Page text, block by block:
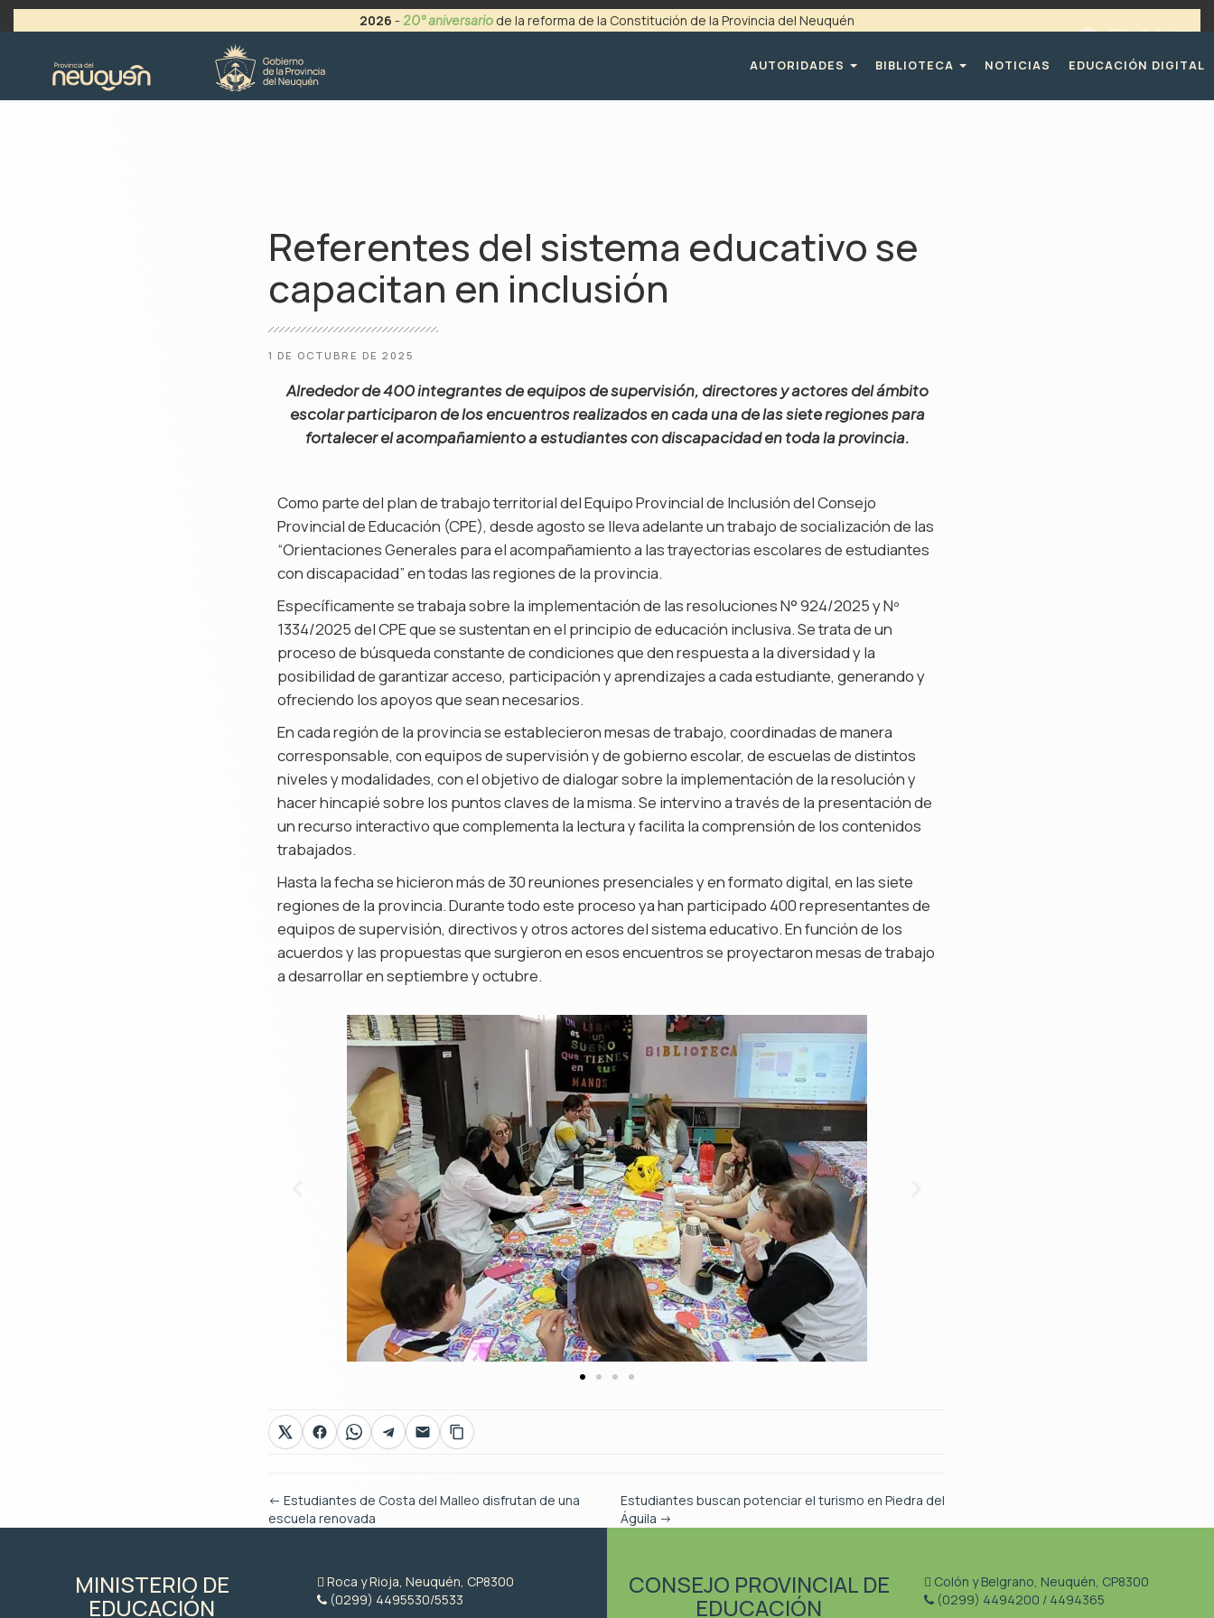
2026 - 20° aniversario de la reforma de la Constitución de la Provincia del Neuquén
AUTORIDADES
BIBLIOTECA NOTICIAS EDUCACIÓN DIGITAL
Referentes del sistema educativo se
capacitan en inclusión
1 DE OCTUBRE DE 2025
Alrededor de 400 integrantes de equipos de supervisión, directores y actores del ámbito
escolar participaron de los encuentros realizados en cada una de las siete regiones para
fortalecer el acompañamiento a estudiantes con discapacidad en toda la provincia.
Como parte del plan de trabajo territorial del Equipo Provincial de Inclusión del Consejo
Provincial de Educación (CPE), desde agosto se lleva adelante un trabajo de socialización de las
“Orientaciones Generales para el acompañamiento a las trayectorias escolares de estudiantes
con discapacidad” en todas las regiones de la provincia.
Específicamente se trabaja sobre la implementación de las resoluciones N° 924/2025 y Nº
1334/2025 del CPE que se sustentan en el principio de educación inclusiva. Se trata de un
proceso de búsqueda constante de condiciones que den respuesta a la diversidad y la
posibilidad de garantizar acceso, participación y aprendizajes a cada estudiante, generando y
ofreciendo los apoyos que sean necesarios.
En cada región de la provincia se establecieron mesas de trabajo, coordinadas de manera
corresponsable, con equipos de supervisión y de gobierno escolar, de escuelas de distintos
niveles y modalidades, con el objetivo de dialogar sobre la implementación de la resolución y
hacer hincapié sobre los puntos claves de la misma. Se intervino a través de la presentación de
un recurso interactivo que complementa la lectura y facilita la comprensión de los contenidos
trabajados.
Hasta la fecha se hicieron más de 30 reuniones presenciales y en formato digital, en las siete
regiones de la provincia. Durante todo este proceso ya han participado 400 representantes de
equipos de supervisión, directivos y otros actores del sistema educativo. En función de los
acuerdos y las propuestas que surgieron en esos encuentros se proyectaron mesas de trabajo
a desarrollar en septiembre y octubre.
← Estudiantes de Costa del Malleo disfrutan de una
escuela renovada
Estudiantes buscan potenciar el turismo en Piedra del
Águila →
MINISTERIO DE
EDUCACIÓN
Roca y Rioja, Neuquén, CP8300
(0299) 4495530/5533
CONSEJO PROVINCIAL DE
EDUCACIÓN
Colón y Belgrano, Neuquén, CP8300
(0299) 4494200 / 4494365